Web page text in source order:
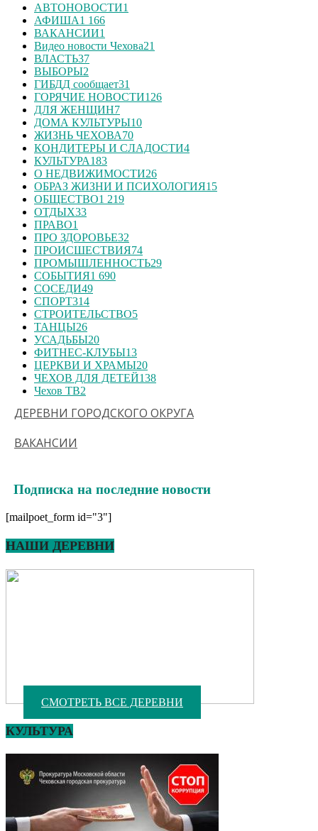
АВТОНОВОСТИ1
АФИША1 166
ВАКАНСИИ1
Видео новости Чехова21
ВЛАСТЬ37
ВЫБОРЫ2
ГИБДД сообщает31
ГОРЯЧИЕ НОВОСТИ126
ДЛЯ ЖЕНЩИН7
ДОМА КУЛЬТУРЫ10
ЖИЗНЬ ЧЕХОВА70
КОНДИТЕРЫ И СЛАДОСТИ4
КУЛЬТУРА183
О НЕДВИЖИМОСТИ26
ОБРАЗ ЖИЗНИ И ПСИХОЛОГИЯ15
ОБЩЕСТВО1 219
ОТДЫХ33
ПРАВО1
ПРО ЗДОРОВЬЕ32
ПРОИСШЕСТВИЯ74
ПРОМЫШЛЕННОСТЬ29
СОБЫТИЯ1 690
СОСЕДИ49
СПОРТ314
СТРОИТЕЛЬСТВО5
ТАНЦЫ26
УСАДЬБЫ20
ФИТНЕС-КЛУБЫ13
ЦЕРКВИ И ХРАМЫ20
ЧЕХОВ ДЛЯ ДЕТЕЙ138
Чехов ТВ2
ДЕРЕВНИ ГОРОДСКОГО ОКРУГА
ВАКАНСИИ
Подписка на последние новости
[mailpoet_form id="3"]
НАШИ ДЕРЕВНИ
СМОТРЕТЬ ВСЕ ДЕРЕВНИ
КУЛЬТУРА